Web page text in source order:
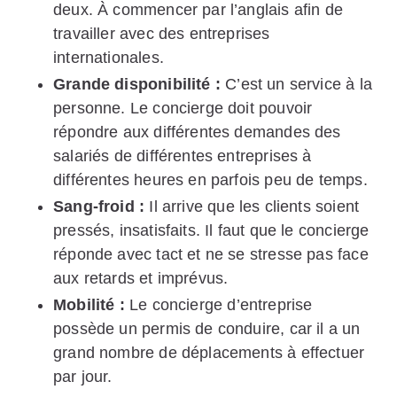
deux. À commencer par l’anglais afin de
travailler avec des entreprises
internationales.
Grande disponibilité : C’est un service à la
personne. Le concierge doit pouvoir
répondre aux différentes demandes des
salariés de différentes entreprises à
différentes heures en parfois peu de temps.
Sang-froid : Il arrive que les clients soient
pressés, insatisfaits. Il faut que le concierge
réponde avec tact et ne se stresse pas face
aux retards et imprévus.
Mobilité : Le concierge d’entreprise
possède un permis de conduire, car il a un
grand nombre de déplacements à effectuer
par jour.